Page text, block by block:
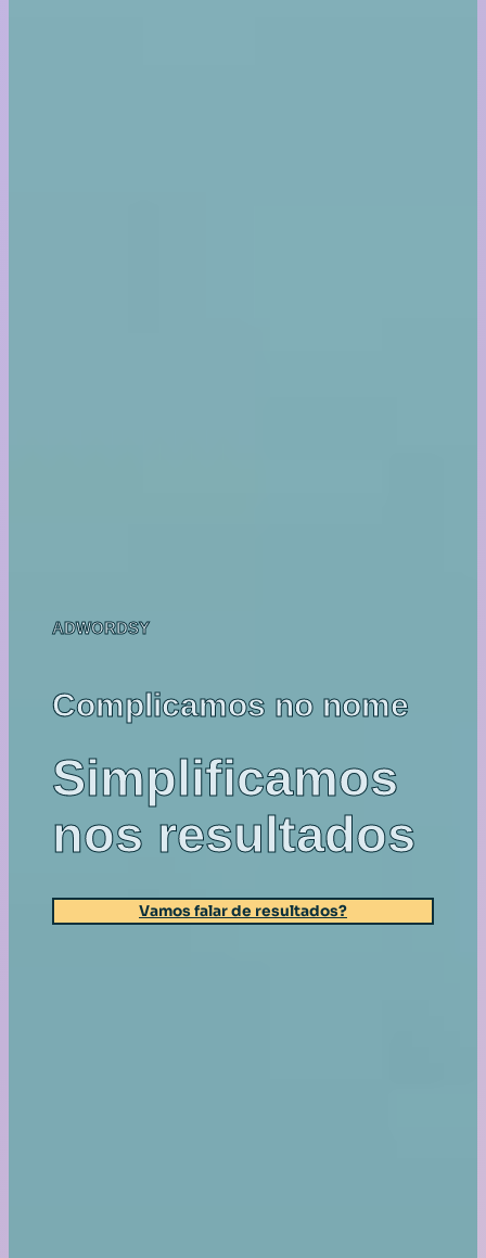
ADWORDSY
Complicamos no nome
Simplificamos
nos resultados
Vamos falar de resultados?